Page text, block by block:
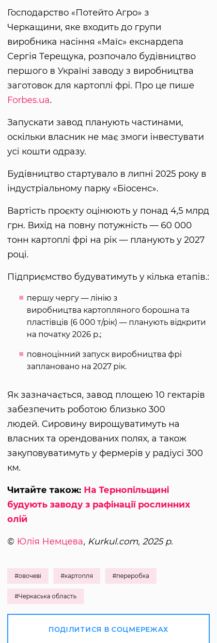
Господарство «Потейто Агро» з
Черкащини, яке входить до групи
виробника насіння «Маїс» екснардепа
Сергія Терещука, розпочало будівництво
першого в Україні заводу з виробництва
заготовок для картоплі фрі. Про це пише
Forbes.ua.
Запускати завод планують частинами,
оскільки власник не має змоги інвестувати
усі кошти одразу.
Будівництво стартувало в липні 2025 року в
індустріальному парку «Біосенс».
Вартість проєкту оцінюють у понад 4,5 млрд
грн. Вихід на повну потужність — 60 000
тонн картоплі фрі на рік — планують у 2027
році.
Підприємство будуватимуть у кілька етапів.:
першу чергу — лінію з
виробництва картопляного борошна та
пластівців (6 000 т/рік) — планують відкрити
на початку 2026 р.;
повноцінний запуск виробництва фрі
заплановано на 2027 рік.
Як зазначається, завод площею 10 гектарів
забезпечить роботою близько 300
людей. Сировину вирощуватимуть на
власних та орендованих полях, а також
закуповуватимуть у фермерів у радіусі 300
км.
Читайте також: На Тернопільщині
будують заводу з рафінації рослинних
олій
© Юлія Немцева, Kurkul.com, 2025 р.
#овочеві #картопля #переробка
#Черкаська область
ПОДІЛИТИСЯ В СОЦМЕРЕЖАХ